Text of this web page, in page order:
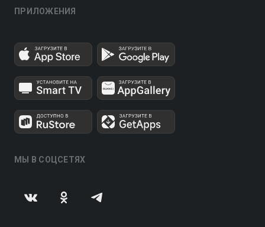
ПРИЛОЖЕНИЯ
МЫ В СОЦСЕТЯХ